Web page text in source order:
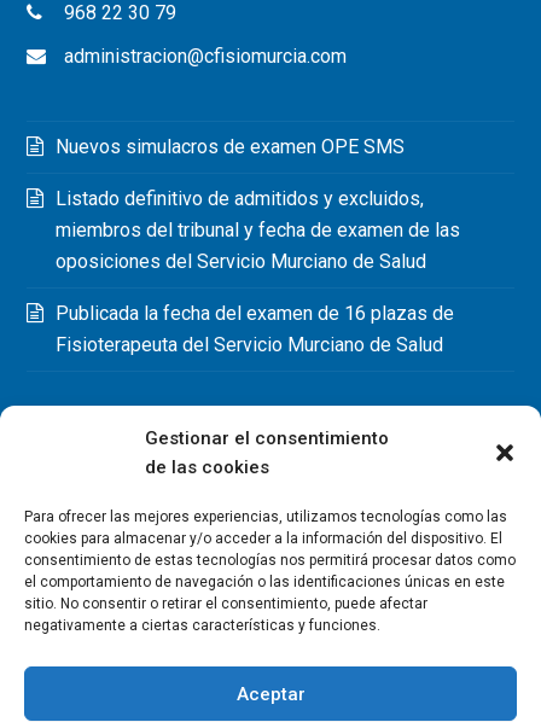
Gestionar el consentimiento
de las cookies
Para ofrecer las mejores experiencias, utilizamos tecnologías como las
cookies para almacenar y/o acceder a la información del dispositivo. El
consentimiento de estas tecnologías nos permitirá procesar datos como
el comportamiento de navegación o las identificaciones únicas en este
sitio. No consentir o retirar el consentimiento, puede afectar
negativamente a ciertas características y funciones.
Aceptar
968 22 30 79
administracion@cfisiomurcia.com
Nuevos simulacros de examen OPE SMS
Listado definitivo de admitidos y excluidos,
miembros del tribunal y fecha de examen de las
oposiciones del Servicio Murciano de Salud
Publicada la fecha del examen de 16 plazas de
Fisioterapeuta del Servicio Murciano de Salud